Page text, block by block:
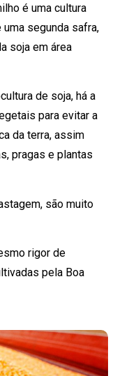
é uma cultura
segunda safra,
soja em área
de soja, há a
para evitar a
da terra, assim
pragas e plantas
são muito
rigor de
pela Boa